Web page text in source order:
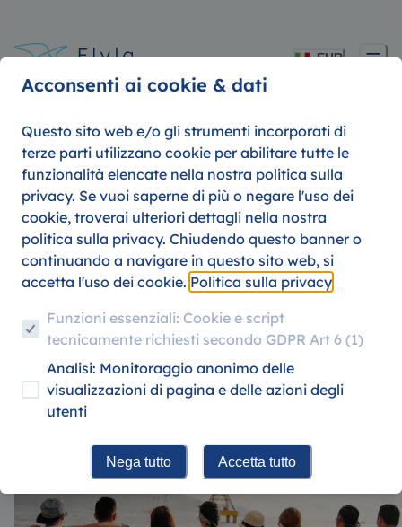
EUR
Speciale Pasqua su
Flyla: Porta la Tua
Ciurma a Bordo!
FLYLA 06. AGOSTO 2026
Acconsenti ai cookie & dati
Questo sito web e/o gli strumenti incorporati di
terze parti utilizzano cookie per abilitare tutte le
funzionalità elencate nella nostra politica sulla
privacy. Se vuoi saperne di più o negare l'uso dei
cookie, troverai ulteriori dettagli nella nostra
politica sulla privacy. Chiudendo questo banner o
continuando a navigare in questo sito web, si
accetta l'uso dei cookie. Politica sulla privacy
Funzioni essenziali: Cookie e script
tecnicamente richiesti secondo GDPR Art 6 (1)
Analisi: Monitoraggio anonimo delle
visualizzazioni di pagina e delle azioni degli
utenti
Nega tutto Accetta tutto